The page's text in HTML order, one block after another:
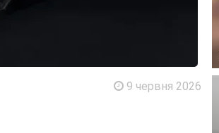
9 червня 2026